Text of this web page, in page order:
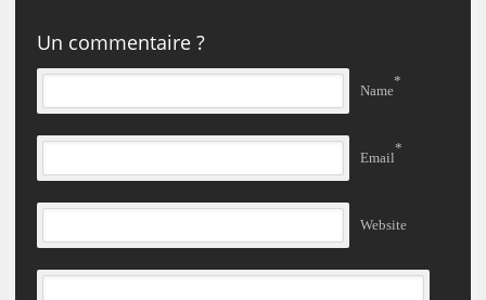
Un commentaire ?
Name
*
Email
*
Website